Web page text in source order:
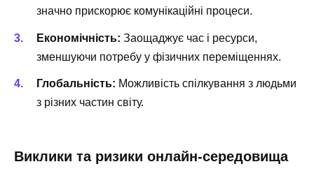
значно прискорює комунікаційні процеси.
Економічність: Заощаджує час і ресурси,
зменшуючи потребу у фізичних переміщеннях.
Глобальність: Можливість спілкування з людьми
з різних частин світу.
Виклики та ризики онлайн-середовища